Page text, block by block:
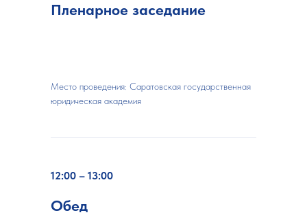
Пленарное заседание
Место проведения: Саратовская государственная
юридическая академия
12:00 – 13:00
Обед